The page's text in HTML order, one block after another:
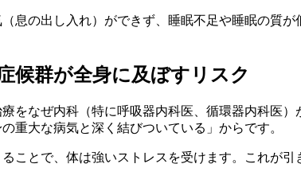
息の出し入れ）ができず、睡眠不足や睡眠の質
候群が全身に及ぼすリスク
をなぜ内科（特に呼吸器内科医、循環器内科医
重大な病気と深く結びついている」からです。
ことで、体は強いストレスを受けます。これが